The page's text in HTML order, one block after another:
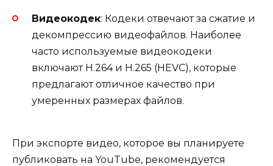
Видеокодек: Кодеки отвечают за сжатие и
декомпрессию видеофайлов. Наиболее
часто используемые видеокодеки
включают H.264 и H.265 (HEVC), которые
предлагают отличное качество при
умеренных размерах файлов.
При экспорте видео, которое вы планируете
публиковать на YouTube, рекомендуется